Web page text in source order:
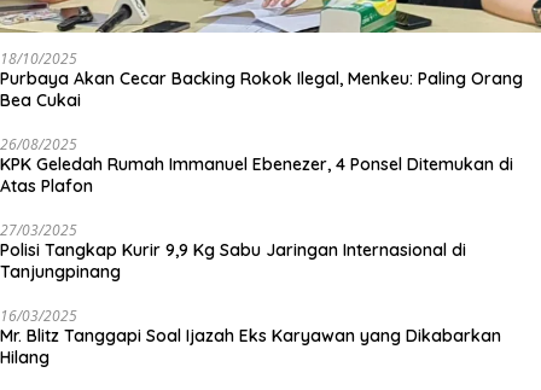
18/10/2025
Purbaya Akan Cecar Backing Rokok Ilegal, Menkeu: Paling Orang
Bea Cukai
26/08/2025
KPK Geledah Rumah Immanuel Ebenezer, 4 Ponsel Ditemukan di
Atas Plafon
27/03/2025
Polisi Tangkap Kurir 9,9 Kg Sabu Jaringan Internasional di
Tanjungpinang
16/03/2025
Mr. Blitz Tanggapi Soal Ijazah Eks Karyawan yang Dikabarkan
Hilang